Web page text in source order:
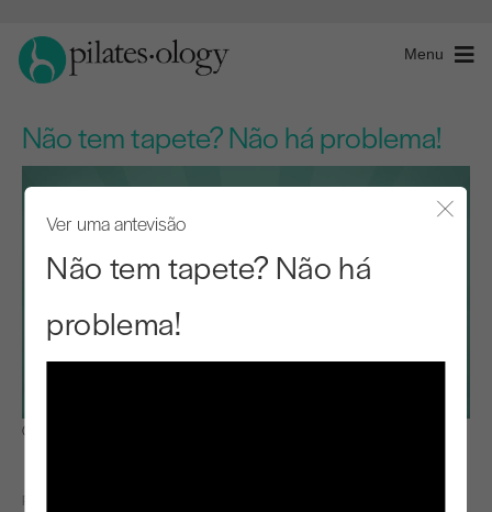
Menu
Não tem tapete? Não há problema!
Ver uma antevisão
Não tem tapete? Não há
problema!
Observar e aprender
PROFESSOR